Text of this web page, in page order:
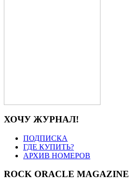
ХОЧУ ЖУРНАЛ!
ПОДПИСКА
ГДЕ КУПИТЬ?
АРХИВ НОМЕРОВ
ROCK ORACLE MAGAZINE